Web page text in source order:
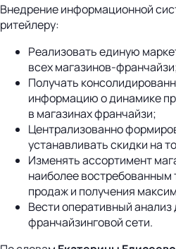
Внедрение информационной
ритейлеру:
Реализовать единую
всех магазинов-
Получать
информацию о динамике
в магазинах франчайзи;
Централизованно
устанавливать скидки на
Изменять ассортимент
наиболее востребованным
продаж и получения
Вести оперативный анализ
франчайзинговой сети.